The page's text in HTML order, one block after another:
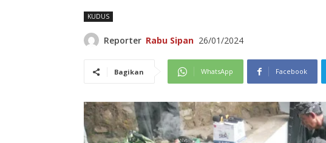
KUDUS
Reporter Rabu Sipan 26/01/2024
Bagikan WhatsApp Facebook